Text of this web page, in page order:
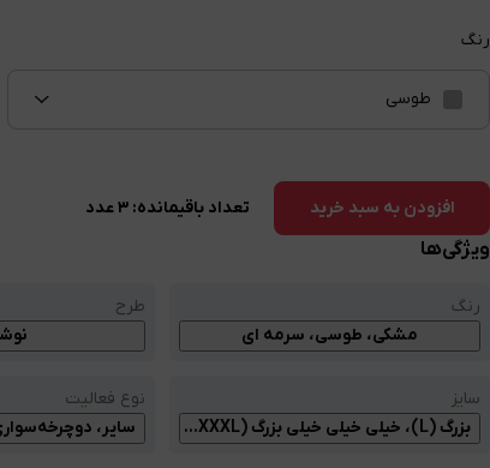
رنگ
طوسی
افزودن به سبد خرید تعداد باقیمانده: ۳عدد
ویژگی‌ها
رنگ
مشکی، طوسی، سرمه ای
طرح
سایز
بزرگ (L)، خیلی خیلی خیلی بزرگ (XXXL)، خیلی خیلی بزرگ (XXL)، متوسط (M)، خیلی بزرگ (XL)
نوع فعالیت
سایر،